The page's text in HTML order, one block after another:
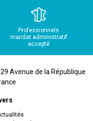
Professionnels
mandat administratif
accepté
Avenue de la République